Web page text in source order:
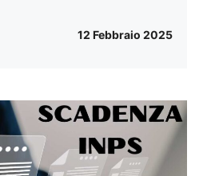
12 Febbraio 2025